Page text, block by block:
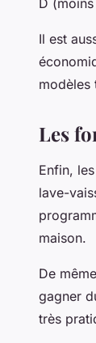
D
Il est
modèles
Les
Enfin,
lave-
maison.
De
gagner
très